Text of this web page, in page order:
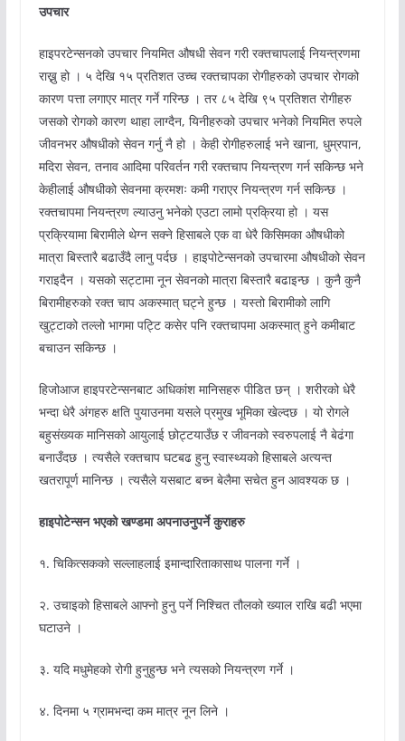
उपचार
हाइपरटेन्सनको उपचार नियमित औषधी सेवन गरी रक्तचापलाई नियन्त्रणमा
राख्नु हो । ५ देखि १५ प्रतिशत उच्च रक्तचापका रोगीहरुको उपचार रोगको
कारण पत्ता लगाएर मात्र गर्ने गरिन्छ । तर ८५ देखि ९५ प्रतिशत रोगीहरु
जसको रोगको कारण थाहा लाग्दैन, यिनीहरुको उपचार भनेको नियमित रुपले
जीवनभर औषधीको सेवन गर्नु नै हो । केही रोगीहरुलाई भने खाना, धुम्रपान,
मदिरा सेवन, तनाव आदिमा परिवर्तन गरी रक्तचाप नियन्त्रण गर्न सकिन्छ भने
केहीलाई औषधीको सेवनमा क्रमशः कमी गराएर नियन्त्रण गर्न सकिन्छ ।
रक्तचापमा नियन्त्रण ल्याउनु भनेको एउटा लामो प्रक्रिया हो । यस
प्रक्रियामा बिरामीले थेग्न सक्ने हिसाबले एक वा धेरै किसिमका औषधीको
मात्रा बिस्तारै बढाउँदै लानु पर्दछ । हाइपोटेन्सनको उपचारमा औषधीको सेवन
गराइदैन । यसको सट्टामा नून सेवनको मात्रा बिस्तारै बढाइन्छ । कुनै कुनै
बिरामीहरुको रक्त चाप अकस्मात् घट्ने हुन्छ । यस्तो बिरामीको लागि
खुट्टाको तल्लो भागमा पट्टि कसेर पनि रक्तचापमा अकस्मात् हुने कमीबाट
बचाउन सकिन्छ ।
हिजोआज हाइपरटेन्सनबाट अधिकांश मानिसहरु पीडित छन् । शरीरको धेरै
भन्दा धेरै अंगहरु क्षति पुयाउनमा यसले प्रमुख भूमिका खेल्दछ । यो रोगले
बहुसंख्यक मानिसको आयुलाई छोट्टयाउँछ र जीवनको स्वरुपलाई नै बेढंगा
बनाउँदछ । त्यसैले रक्तचाप घटबढ हुनु स्वास्थ्यको हिसाबले अत्यन्त
खतरापूर्ण मानिन्छ । त्यसैले यसबाट बच्न बेलैमा सचेत हुन आवश्यक छ ।
हाइपोटेन्सन भएको खण्डमा अपनाउनुपर्ने कुराहरु
१. चिकित्सकको सल्लाहलाई इमान्दारिताकासाथ पालना गर्ने ।
२. उचाइको हिसाबले आफ्नो हुनु पर्ने निश्चित तौलको ख्याल राखि बढी भएमा
घटाउने ।
३. यदि मधुमेहको रोगी हुनुहुन्छ भने त्यसको नियन्त्रण गर्ने ।
४. दिनमा ५ ग्रामभन्दा कम मात्र नून लिने ।